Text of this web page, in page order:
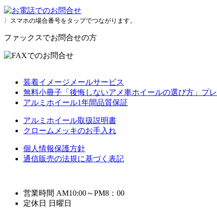
〉スマホの場合番号をタップでつながります。
ファックスでお問合せの方
装着イメージメールサービス
無料小冊子「後悔しないアメ車ホイールの選び方」プ
アルミホイール1年間品質保証
アルミホイール取扱説明書
クロームメッキのお手入れ
個人情報保護方針
通信販売の法規に基づく表記
営業時間 AM10:00～PM8：00
定休日 日曜日